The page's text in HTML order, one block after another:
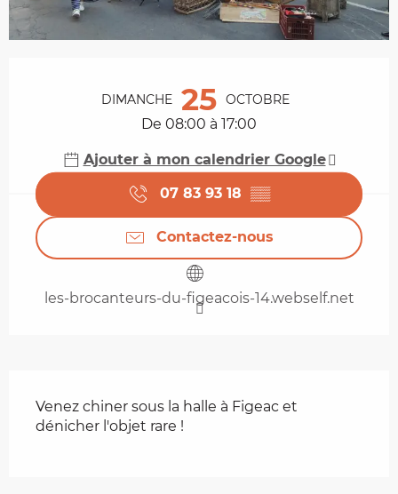
DIMANCHE 25 OCTOBRE
De 08:00 à 17:00
Ajouter à mon calendrier Google
07 83 93 18 ▒▒
Contactez-nous
les-brocanteurs-du-figeacois-14.webself.net
Venez chiner sous la halle à Figeac et
dénicher l'objet rare !